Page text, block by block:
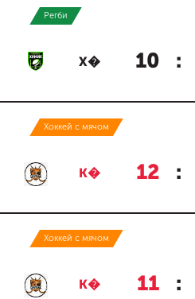
Регби
Х� 10 :
Хоккей с мячом
К� 12 :
Хоккей с мячом
К� 11 :